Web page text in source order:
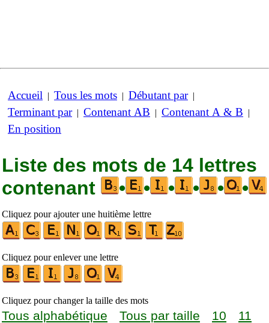
Accueil | Tous les mots | Débutant par|
Terminant par| Contenant AB | Contenant A & B |
En position
Liste des mots de 14 lettres
contenant
• • • • • •
Cliquez pour ajouter une huitième lettre
Cliquez pour enlever une lettre
Cliquez pour changer la taille des mots
Tous alphabétique Tous par taille 10
11